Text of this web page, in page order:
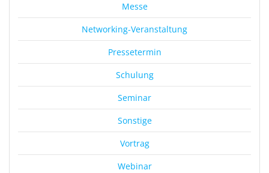
Messe
Networking-Veranstaltung
Pressetermin
Schulung
Seminar
Sonstige
Vortrag
Webinar